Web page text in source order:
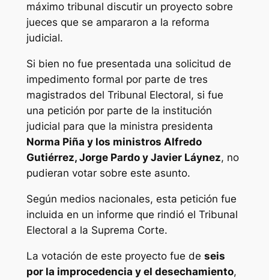
máximo tribunal discutir un proyecto sobre
jueces que se ampararon a la reforma
judicial.
Si bien no fue presentada una solicitud de
impedimento formal por parte de tres
magistrados del Tribunal Electoral, si fue
una petición por parte de la institución
judicial para que la ministra presidenta
Norma Piña y los ministros Alfredo
Gutiérrez, Jorge Pardo y Javier Láynez, no
pudieran votar sobre este asunto.
Según medios nacionales, esta petición fue
incluida en un informe que rindió el Tribunal
Electoral a la Suprema Corte.
La votación de este proyecto fue de seis
por la improcedencia y el desechamiento,